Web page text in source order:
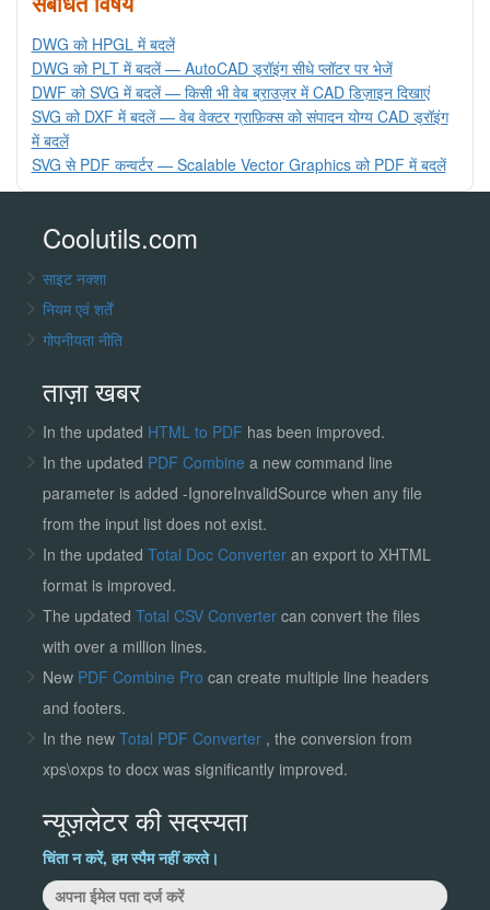
DWG को HPGL में बदलें
DWG को PLT में बदलें — AutoCAD ड्रॉइंग सीधे प्लॉटर पर भेजें
DWF को SVG में बदलें — किसी भी वेब ब्राउज़र में CAD डिज़ाइन दिखाएं
SVG को DXF में बदलें — वेब वेक्टर ग्राफ़िक्स को संपादन योग्य CAD ड्रॉइंग
में बदलें
SVG से PDF कन्वर्टर — Scalable Vector Graphics को PDF में बदलें
Coolutils.com
साइट नक्शा
नियम एवं शर्तें
गोपनीयता नीति
ताज़ा खबर
In the updated HTML to PDF has been improved.
In the updated PDF Combine a new command line
parameter is added -IgnoreInvalidSource when any file
from the input list does not exist.
In the updated Total Doc Converter an export to XHTML
format is improved.
The updated Total CSV Convertercan convert the files
with over a million lines.
New PDF Combine Pro can create multiple line headers
and footers.
In the new Total PDF Converter , the conversion from
xps\oxps to docx was significantly improved.
न्यूज़लेटर की सदस्यता
चिंता न करें, हम स्पैम नहीं करते।